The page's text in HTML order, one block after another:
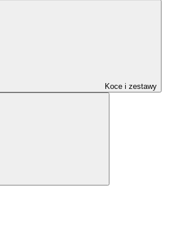
Koce i zestawy